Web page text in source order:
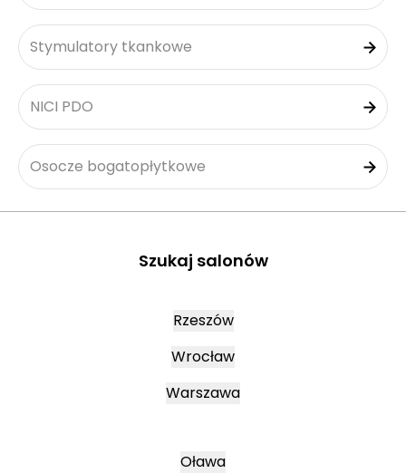
Stymulatory tkankowe
NICI PDO
Osocze bogatopłytkowe
Szukaj salonów
Rzeszów
Wrocław
Warszawa
Oława